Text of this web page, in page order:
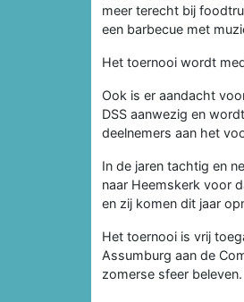
meer terecht bij
een barbecue met
Het toernooi wordt
Ook is er aandacht
DSS aanwezig en
deelnemers aan het
In de jaren tachtig en
naar Heemskerk voor
en zij komen dit jaar
Het toernooi is vrij
Assumburg aan de
zomerse sfeer beleven.